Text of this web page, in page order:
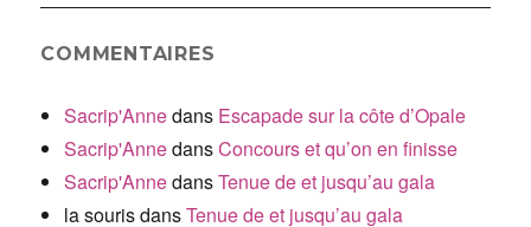
COMMENTAIRES
Sacrip'Annedans Escapade sur la côte d’Opale
Sacrip'AnnedansConcours et qu’on en finisse
Sacrip'AnnedansTenue de et jusqu’au gala
la sourisdansTenue de et jusqu’au gala